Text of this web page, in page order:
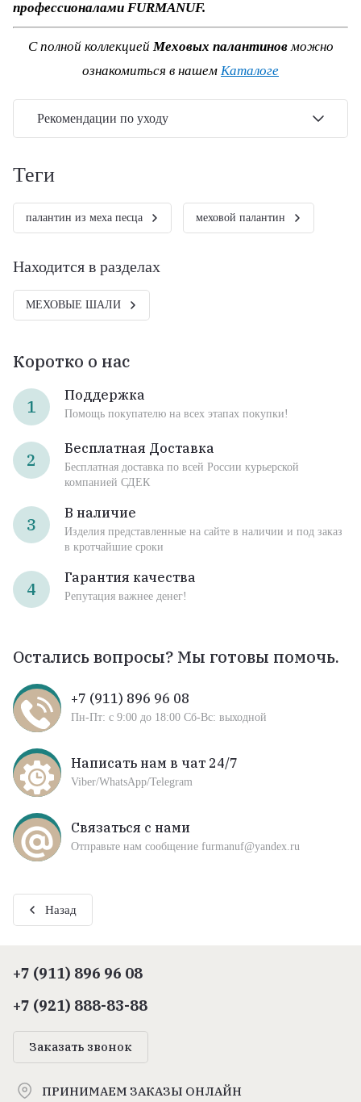
профессионалами FURMANUF.
С полной коллекциейМеховых палантиновможно
ознакомиться в нашем Каталоге
Рекомендации по уходу
теги
палантин из меха песца меховой палантин
Находится в разделах
МЕХОВЫЕ ШАЛИ
Коротко о нас
1
Поддержка
Помощь покупателю на всех этапах покупки!
2
Бесплатная Доставка
Бесплатная доставка по всей России курьерской
компанией СДЕК
3
В наличие
Изделия представленные на сайте в наличии и под заказ
в кротчайшие сроки
4
Гарантия качества
Репутация важнее денег!
Остались вопросы? Мы готовы помочь.
+7 (911) 896 96 08
Пн-Пт: с 9:00 до 18:00 Сб-Вс: выходной
Написать нам в чат 24/7
Viber/WhatsApp/Telegram
Связаться с нами
Отправьте нам сообщение furmanuf@yandex.ru
Назад
+7 (911) 896 96 08
+7 (921) 888-83-88
Заказать звонок
ПРИНИМАЕМ ЗАКАЗЫ ОНЛАЙН